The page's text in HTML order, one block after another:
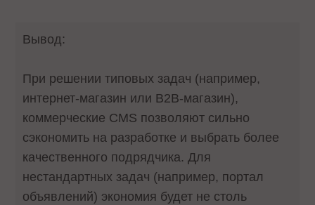
Вывод:
При решении типовых задач (например,
интернет-магазин или В2В-магазин),
коммерческие CMS позволяют сильно
сэкономить на разработке и выбрать более
качественного подрядчика. Для
нестандартных задач (например, портал
объявлений) экономия будет не столь